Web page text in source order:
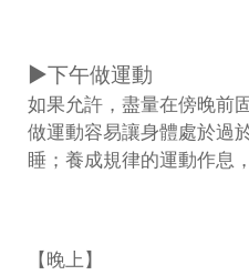
▶下午做運動
如果允許，盡量在傍晚前
做運動容易讓身體處於過
睡；養成規律的運動作息
【晚上】